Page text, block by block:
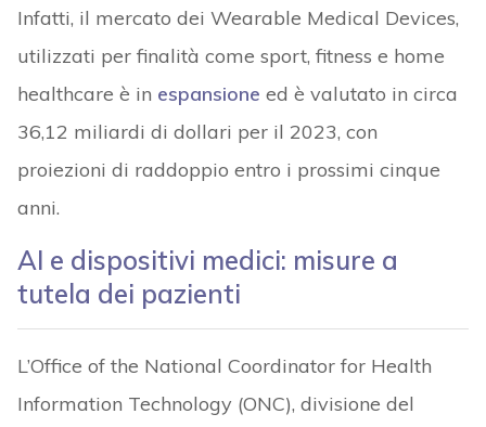
Infatti, il mercato dei Wearable Medical Devices,
utilizzati per finalità come sport, fitness e home
healthcare è in espansione ed è valutato in circa
36,12 miliardi di dollari per il 2023, con
proiezioni di raddoppio entro i prossimi cinque
anni.
AI e dispositivi medici: misure a
tutela dei pazienti
L’Office of the National Coordinator for Health
Information Technology (ONC), divisione del